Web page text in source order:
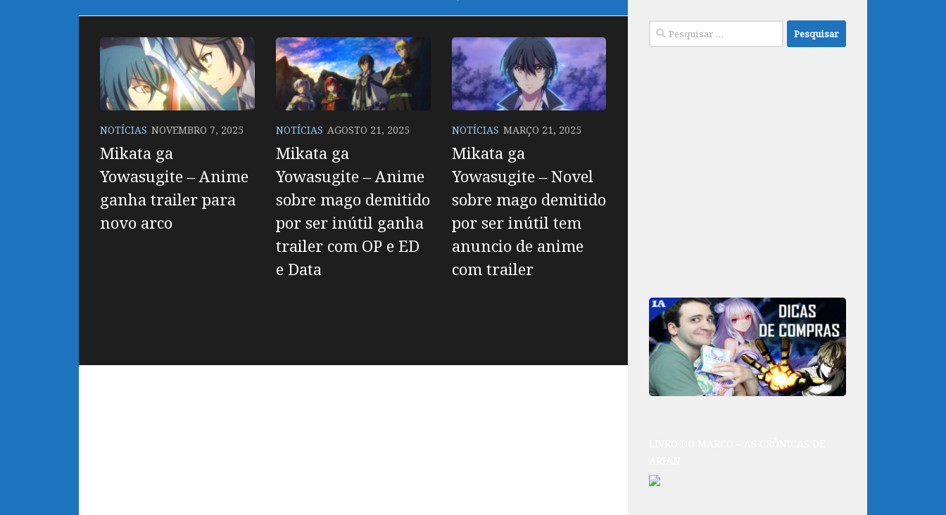
NOTÍCIAS NOVEMBRO 7, 2025
Mikata ga
Yowasugite – Anime
ganha trailer para
novo arco
NOTÍCIAS AGOSTO 21, 2025
Mikata ga
Yowasugite – Anime
sobre mago demitido
por ser inútil ganha
trailer com OP e ED
e Data
NOTÍCIAS MARÇO 21, 2025
Mikata ga
Yowasugite – Novel
sobre mago demitido
por ser inútil tem
anuncio de anime
com trailer
Pesquisar
por: